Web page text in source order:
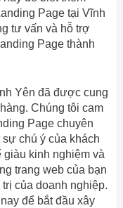
Page tại Vĩnh
tư vấn và hỗ trợ
Page thành
Yên đã được cung
Chúng tôi cam
Page chuyên
chú ý của khách
giàu kinh nghiệm và
trang web của bạn
của doanh nghiệp.
để bắt đầu xây